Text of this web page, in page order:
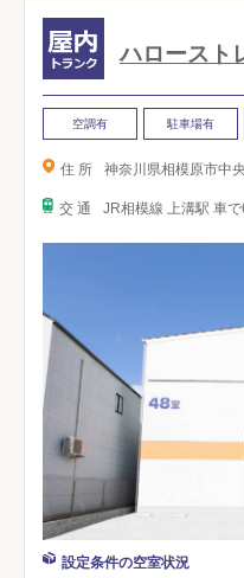
ハロースト
空調有 駐車場有
住 所 神奈川県相模原市中
交 通 JR相模線 上溝駅 車
設定条件の空室状況